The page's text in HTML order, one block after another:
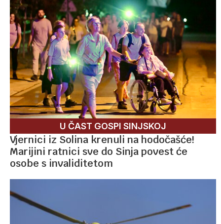
U ČAST GOSPI SINJSKOJ
Vjernici iz Solina krenuli na hodočašće!
Marijini ratnici sve do Sinja povest će
osobe s invaliditetom